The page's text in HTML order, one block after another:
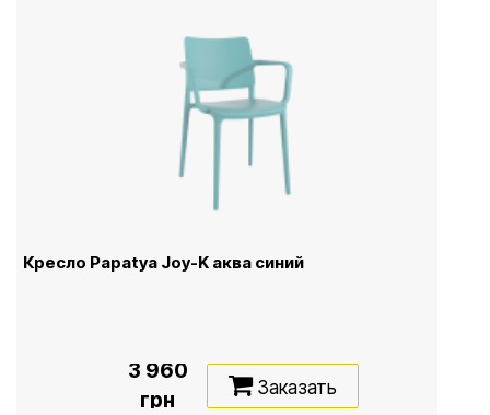
Кресло Papatya Joy-K аква синий
3 960
грн
Заказать